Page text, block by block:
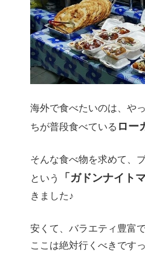
海外で食べたいのは、や
ちが普段食べている ロー
そんな食べ物を求めて、
という
「ガドンナイト
きました♪
安くて、バラエティ豊富
ここは絶対行くべきです